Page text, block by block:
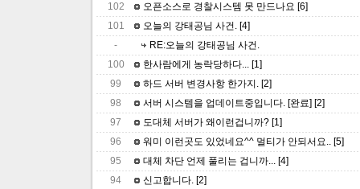
102
오픈소스로 경찰시스템 못 만드나요 [6]
101
오늘의 강태공님 사건. [4]
-
RE:오늘의 강태공님 사건.
100
한사람에게 농락당하다... [1]
99
하드 서버 변경사항 한가지. [2]
98
서버 시스템을 업데이트중입니다. [완료] [2]
97
도대체 서버가 왜이런겁니까? [1]
96
워미 이런곳도 있었네요^^ 멀티가 안되서요.. [5]
95
대체 차단 언제 풀리는 겁니까... [4]
94
신고합니다. [2]